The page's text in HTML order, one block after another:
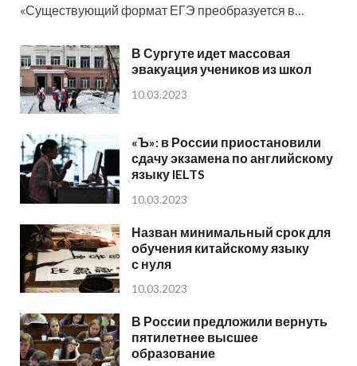
«Существующий формат ЕГЭ преобразуется в…
В Сургуте идет массовая
эвакуация учеников из школ
10.03.2023
«Ъ»: в России приостановили
сдачу экзамена по английскому
языку IELTS
10.03.2023
Назван минимальный срок для
обучения китайскому языку
с нуля
10.03.2023
В России предложили вернуть
пятилетнее высшее
образование